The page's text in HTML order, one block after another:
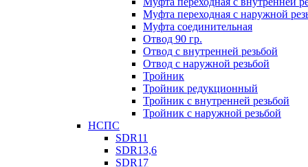
Муфта переходная с наружной
Муфта соединительная
Отвод 90 гр.
Отвод с внутренней резьбой
Отвод с наружной резьбой
Тройник
Тройник редукционный
Тройник с внутренней резьбой
Тройник с наружной резьбой
НСПС
SDR11
SDR13,6
SDR17